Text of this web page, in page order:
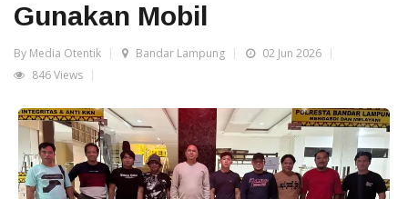
Gunakan Mobil
By Media Otentik Bandar Lampung
02 Jun 2026
846 Views